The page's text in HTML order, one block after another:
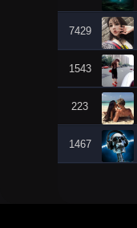
7429
1543
223
1467